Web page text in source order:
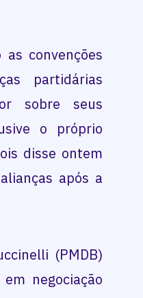
convenções
partidárias
sobre seus
o próprio
disse ontem
após a
(PMDB)
negociação